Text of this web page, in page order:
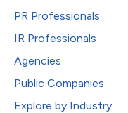
PR Professionals
IR Professionals
Agencies
Public Companies
Explore by Industry